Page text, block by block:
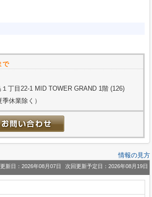
で
丁目22-1 MID TOWER GRAND 1階 (126)
休業除く）
情報の見方
新日：2026年08月07日 次回更新予定日：2026年08月19日